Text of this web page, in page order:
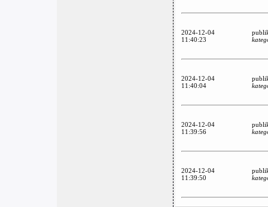
2024-12-04
11:40:23
2024-12-04
11:40:04
2024-12-04
11:39:56
2024-12-04
11:39:50